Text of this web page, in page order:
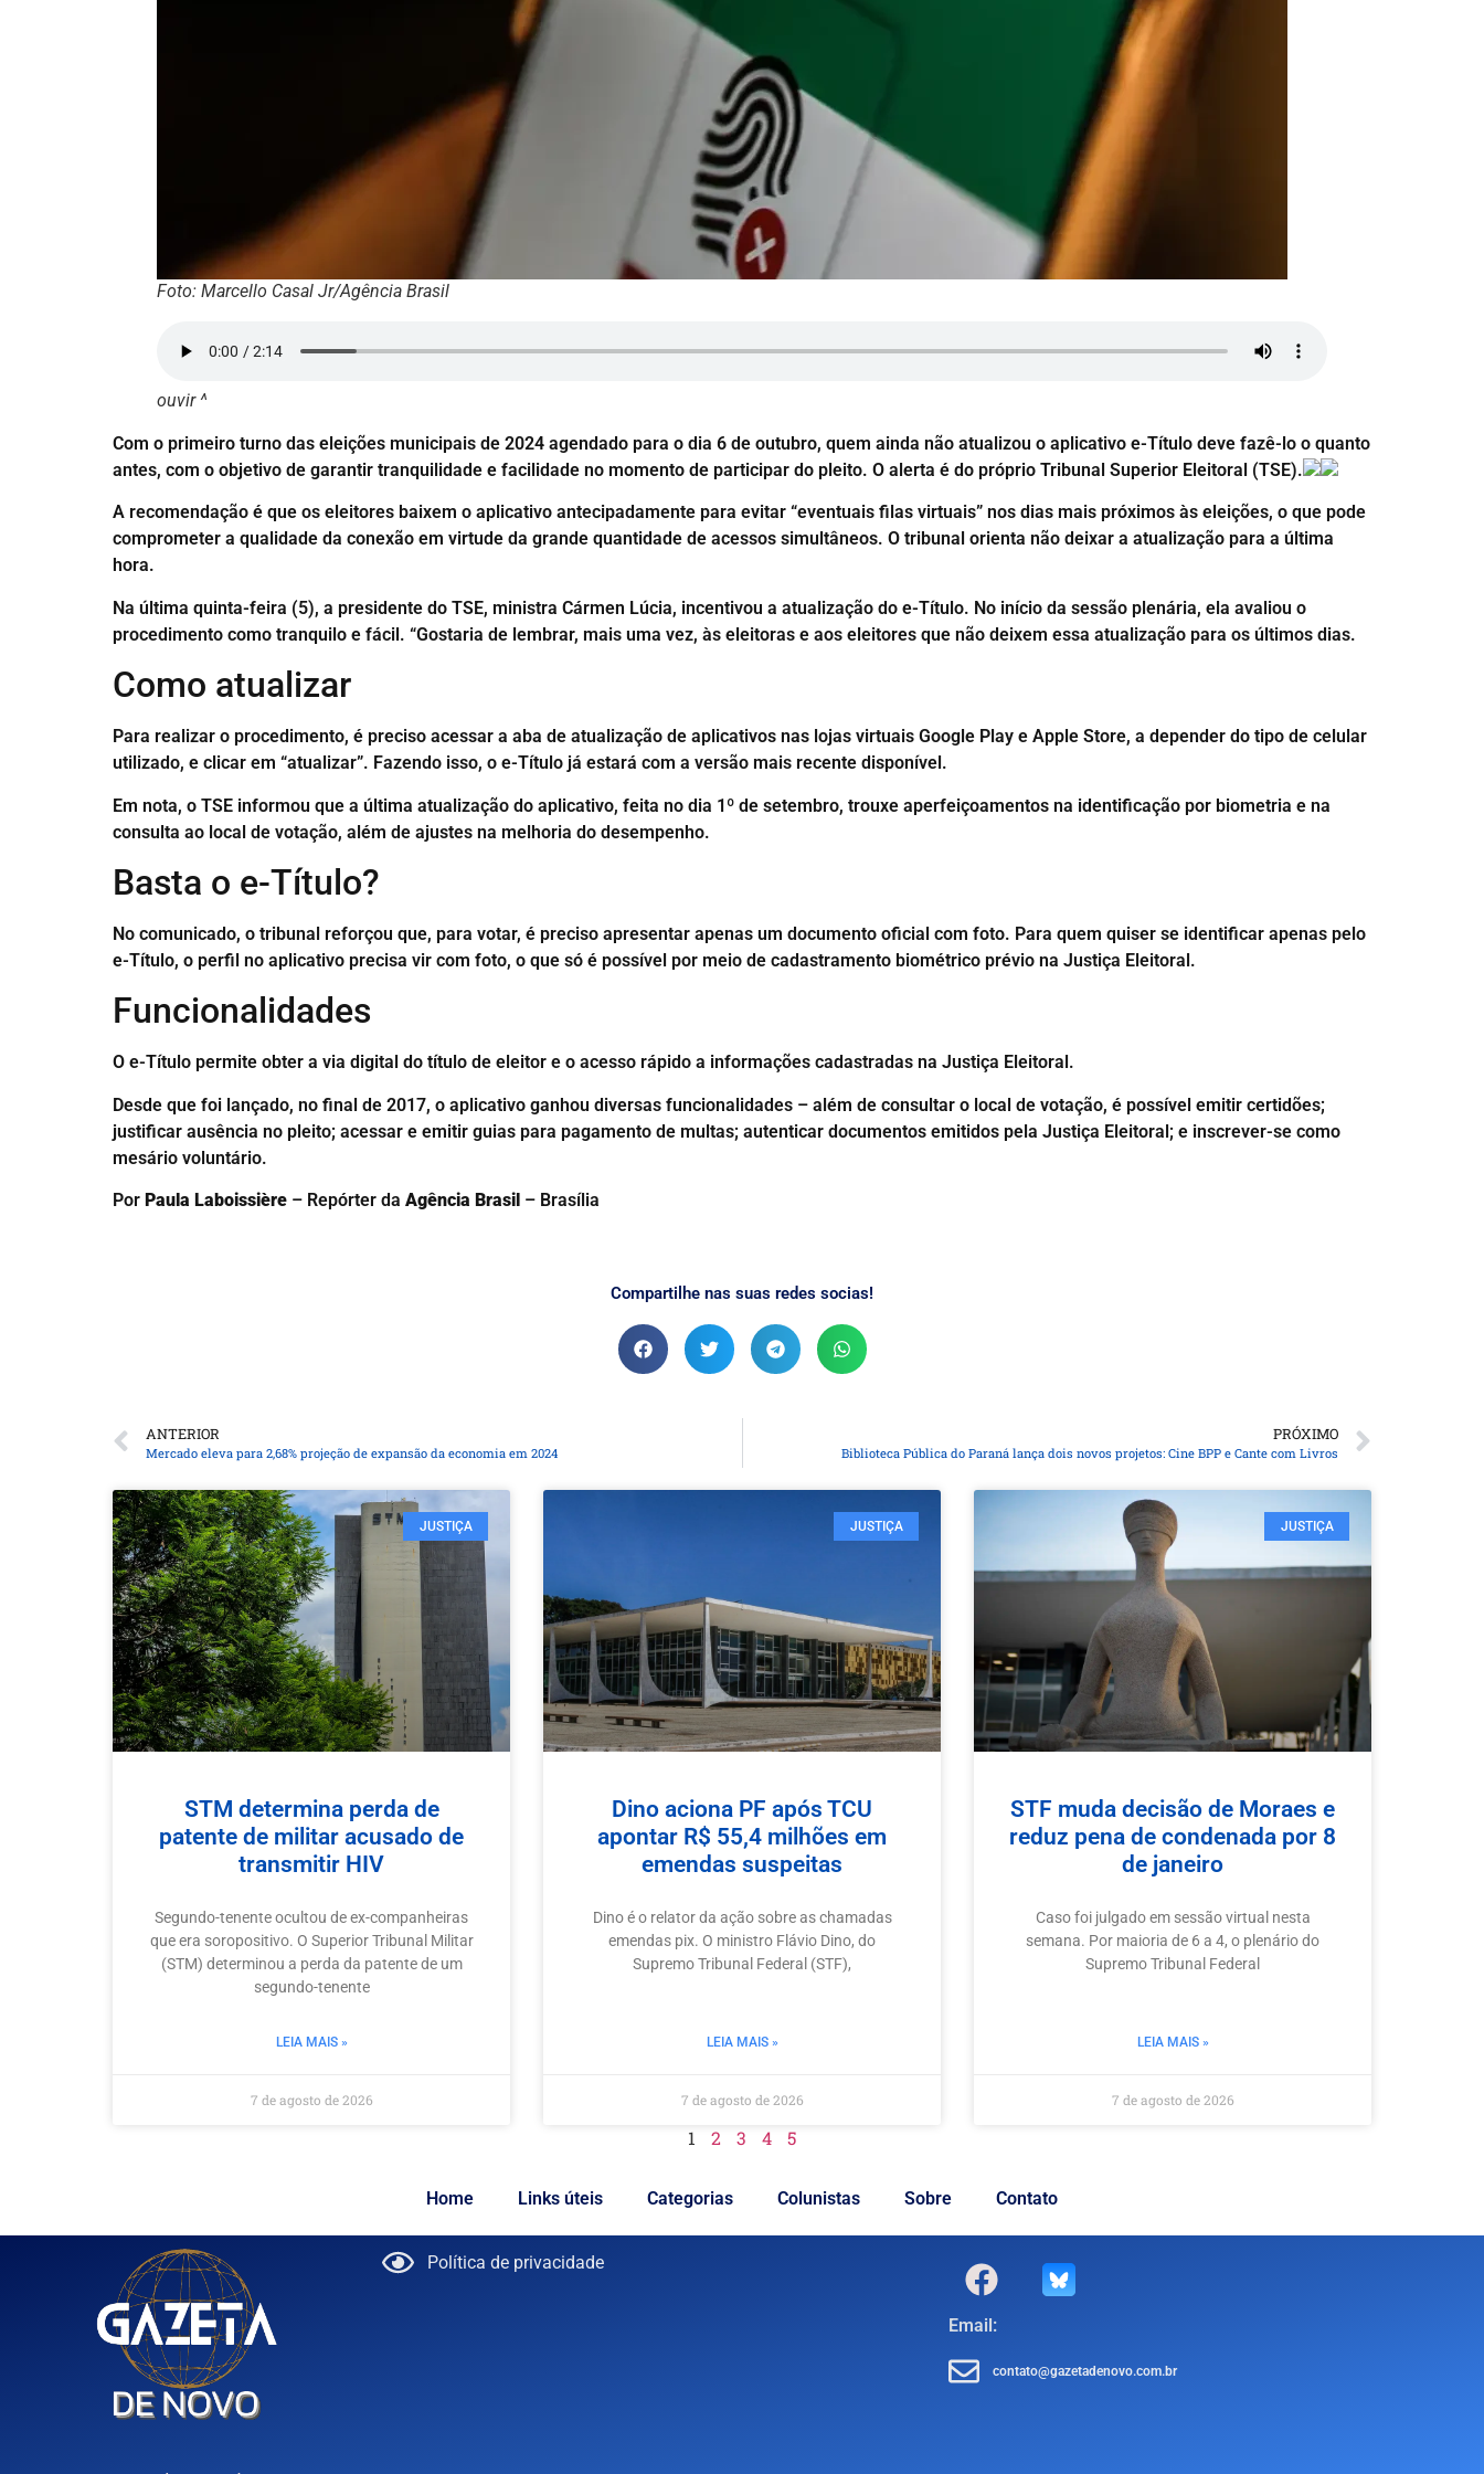
Foto: Marcello Casal Jr/Agência Brasil
ouvir ^
Com o primeiro turno das eleições municipais de 2024 agendado para o dia 6 de outubro, quem ainda não atualizou o aplicativo e-Título deve fazê-lo o quanto
antes, com o objetivo de garantir tranquilidade e facilidade no momento de participar do pleito. O alerta é do próprio Tribunal Superior Eleitoral (TSE).
A recomendação é que os eleitores baixem o aplicativo antecipadamente para evitar “eventuais filas virtuais” nos dias mais próximos às eleições, o que pode
comprometer a qualidade da conexão em virtude da grande quantidade de acessos simultâneos. O tribunal orienta não deixar a atualização para a última
hora.
Na última quinta-feira (5), a presidente do TSE, ministra Cármen Lúcia, incentivou a atualização do e-Título. No início da sessão plenária, ela avaliou o
procedimento como tranquilo e fácil. “Gostaria de lembrar, mais uma vez, às eleitoras e aos eleitores que não deixem essa atualização para os últimos dias.
Como atualizar
Para realizar o procedimento, é preciso acessar a aba de atualização de aplicativos nas lojas virtuais Google Play e Apple Store, a depender do tipo de celular
utilizado, e clicar em “atualizar”. Fazendo isso, o e-Título já estará com a versão mais recente disponível.
Em nota, o TSE informou que a última atualização do aplicativo, feita no dia 1º de setembro, trouxe aperfeiçoamentos na identificação por biometria e na
consulta ao local de votação, além de ajustes na melhoria do desempenho.
Basta o e-Título?
No comunicado, o tribunal reforçou que, para votar, é preciso apresentar apenas um documento oficial com foto. Para quem quiser se identificar apenas pelo
e-Título, o perfil no aplicativo precisa vir com foto, o que só é possível por meio de cadastramento biométrico prévio na Justiça Eleitoral.
Funcionalidades
O e-Título permite obter a via digital do título de eleitor e o acesso rápido a informações cadastradas na Justiça Eleitoral.
Desde que foi lançado, no final de 2017, o aplicativo ganhou diversas funcionalidades – além de consultar o local de votação, é possível emitir certidões;
justificar ausência no pleito; acessar e emitir guias para pagamento de multas; autenticar documentos emitidos pela Justiça Eleitoral; e inscrever-se como
mesário voluntário.
Por Paula Laboissière – Repórter da Agência Brasil – Brasília
Compartilhe nas suas redes socias!
ANTERIOR
Mercado eleva para 2,68% projeção de expansão da economia em 2024
PRÓXIMO
Biblioteca Pública do Paraná lança dois novos projetos: Cine BPP e Cante com Livros
JUSTIÇA
STM determina perda de
patente de militar acusado de
transmitir HIV
Segundo-tenente ocultou de ex-companheiras
que era soropositivo. O Superior Tribunal Militar
(STM) determinou a perda da patente de um
segundo-tenente
LEIA MAIS »
7 de agosto de 2026
JUSTIÇA
Dino aciona PF após TCU
apontar R$ 55,4 milhões em
emendas suspeitas
Dino é o relator da ação sobre as chamadas
emendas pix. O ministro Flávio Dino, do
Supremo Tribunal Federal (STF),
LEIA MAIS »
7 de agosto de 2026
JUSTIÇA
STF muda decisão de Moraes e
reduz pena de condenada por 8
de janeiro
Caso foi julgado em sessão virtual nesta
semana. Por maioria de 6 a 4, o plenário do
Supremo Tribunal Federal
LEIA MAIS »
7 de agosto de 2026
1 2 3 4 5
Home Links úteis Categorias Colunistas Sobre Contato
Política de privacidade
Email:
contato@gazetadenovo.com.br